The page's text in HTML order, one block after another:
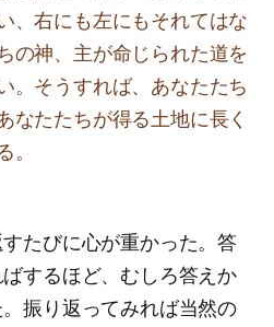
、右にも左にもそれてはな
の神、主が命じられた道を
。そうすれば、あなたたち
なたたちが得る土地に長く
。
たびに心が重かった。答
するほど、むしろ答えか
振り返ってみれば当然の